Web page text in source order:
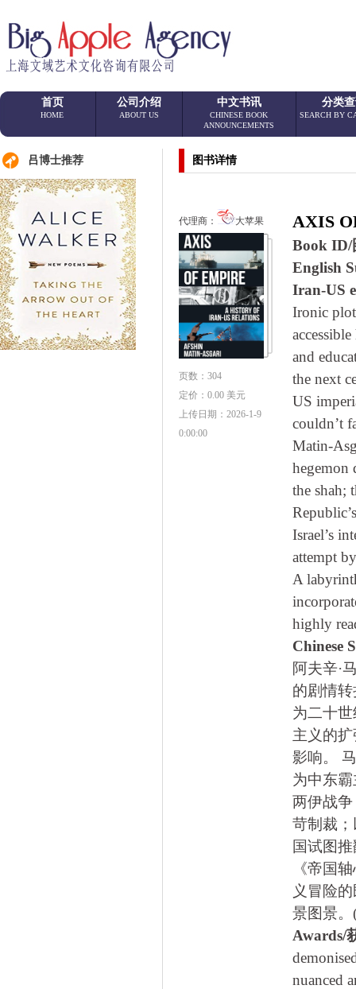
首页
HOME
公司介绍
ABOUT US
中文书讯
CHINESE BOOK
ANNOUNCEMENTS
分类
SEARCH BY
吕博士推荐 图书详情
代理商： 大苹果
页数： 304
定价： 0.00 美元
上传日期： 2026-1-9
0:00:00
AXIS
Book ID/
English
Iran-US
Ironic
and
the next
US
couldn’t
Matin-
hegemon
the shah;
Israel’s
attempt
A
highly
Chinese
阿夫辛·
的剧情
为二十
主义的
影响。
为中东
两伊战
苛制裁
国试图
《帝国
义冒险
景图景。
Awards/
nuanced